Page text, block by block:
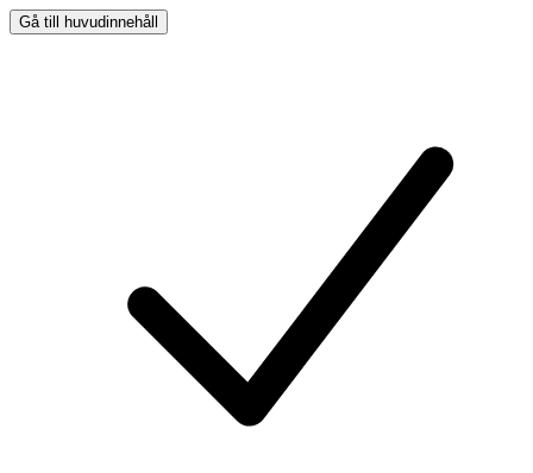
Gå till huvudinnehåll